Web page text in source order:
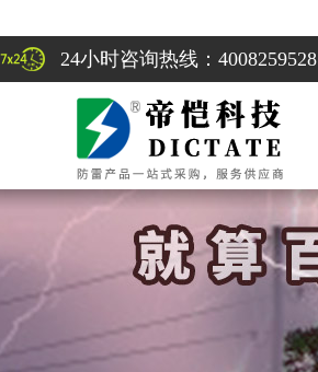
24小时咨询热线：4008259528